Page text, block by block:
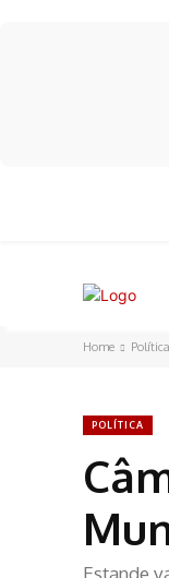
Home Política
POLÍTICA
Estande